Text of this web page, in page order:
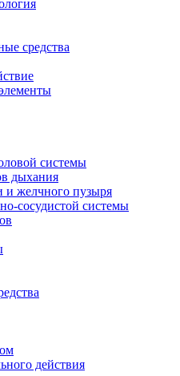
средства
системы
дыхания
и желчного пузыря
сосудистой системы
действия